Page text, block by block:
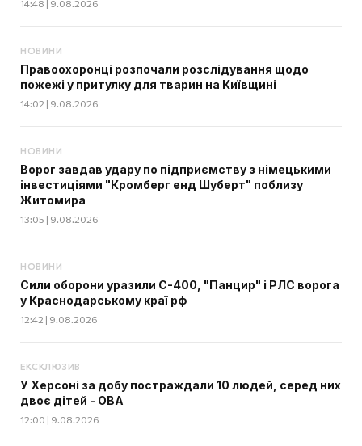
14:48 | 9.08.2026
НОВИНИ
Правоохоронці розпочали розслідування щодо
пожежі у притулку для тварин на Київщині
14:02 | 9.08.2026
НОВИНИ
Ворог завдав удару по підприємству з німецькими
інвестиціями "Кромберг енд Шуберт" поблизу
Житомира
13:05 | 9.08.2026
НОВИНИ
Сили оборони уразили С-400, "Панцир" і РЛС ворога
у Краснодарському краї рф
12:42 | 9.08.2026
ЕКСКЛЮЗИВ
У Херсоні за добу постраждали 10 людей, серед них
двоє дітей - ОВА
12:00 | 9.08.2026